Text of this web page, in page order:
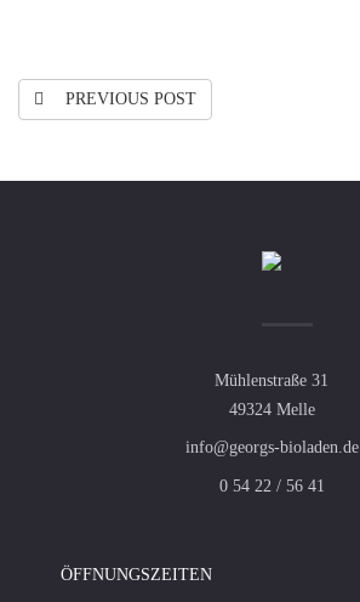
PREVIOUS POST
Mühlenstraße 31
49324 Melle
info@georgs-bioladen.de
0 54 22 / 56 41
ÖFFNUNGSZEITEN